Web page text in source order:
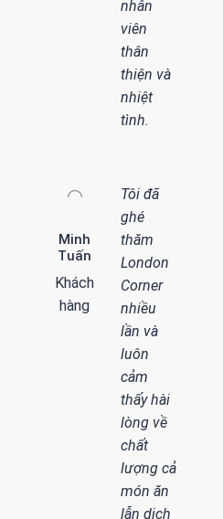
nhân
viên
thân
thiện và
nhiệt
tình.
Minh
Tuấn
Khách
hàng
Tôi đã
ghé
thăm
London
Corner
nhiều
lần và
luôn
cảm
thấy hài
lòng về
chất
lượng cả
món ăn
lẫn dịch